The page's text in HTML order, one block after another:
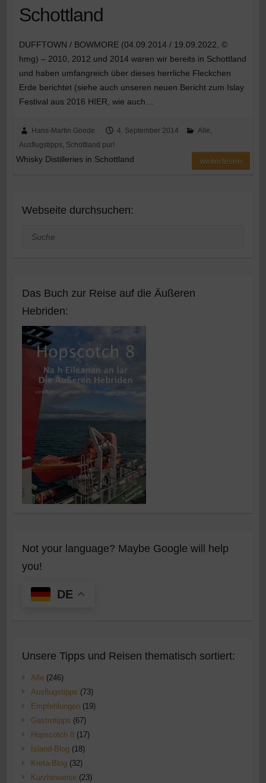
Schottland
DUFFTOWN / BOWMORE (04.09.2014 / 19.09.2022, ©
hmg) – 2010, 2012 und 2014 waren wir bereits in Schottland
und haben umfangreich über dieses herrliche Fleckchen
Erde berichtet (siehe auch unseren neuen Bericht zum Islay
Festival aus 2016 HIER, wie auch…
Hans-Martin Goede 4. September 2014 Alle
Ausflugstipps Schottland pur!
Whisky Distilleries in Schottland weiterlesen
Webseite durchsuchen:
Suche
Das Buch zur Reise auf die Äußeren
Hebriden:
Not your language? Maybe Google will help
you!
DE
Unsere Tipps und Reisen thematisch sortiert:
Alle(246)
Ausflugstipps (73)
Empfehlungen(19)
Gastrotipps (67)
Hopscotch 8(17)
Island-Blog (18)
Kreta-Blog (32)
Kurzhinweise(23)